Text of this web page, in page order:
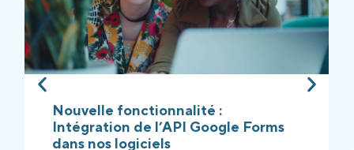
Nouvelle fonctionnalité :
Intégration de l’API Google Forms
dans nos logiciels